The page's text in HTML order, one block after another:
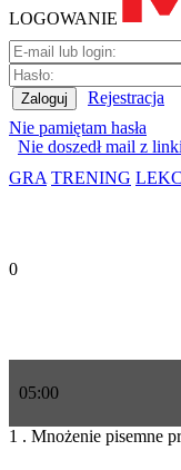
LOGOWANIE
Rejestracja
Nie pamiętam hasła
Nie doszedł mail z
GRA TRENING
0
05:00
1 . Mnożenie pisemne